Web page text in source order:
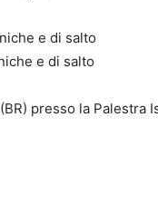
e di salto
e di salto
presso la Palestra